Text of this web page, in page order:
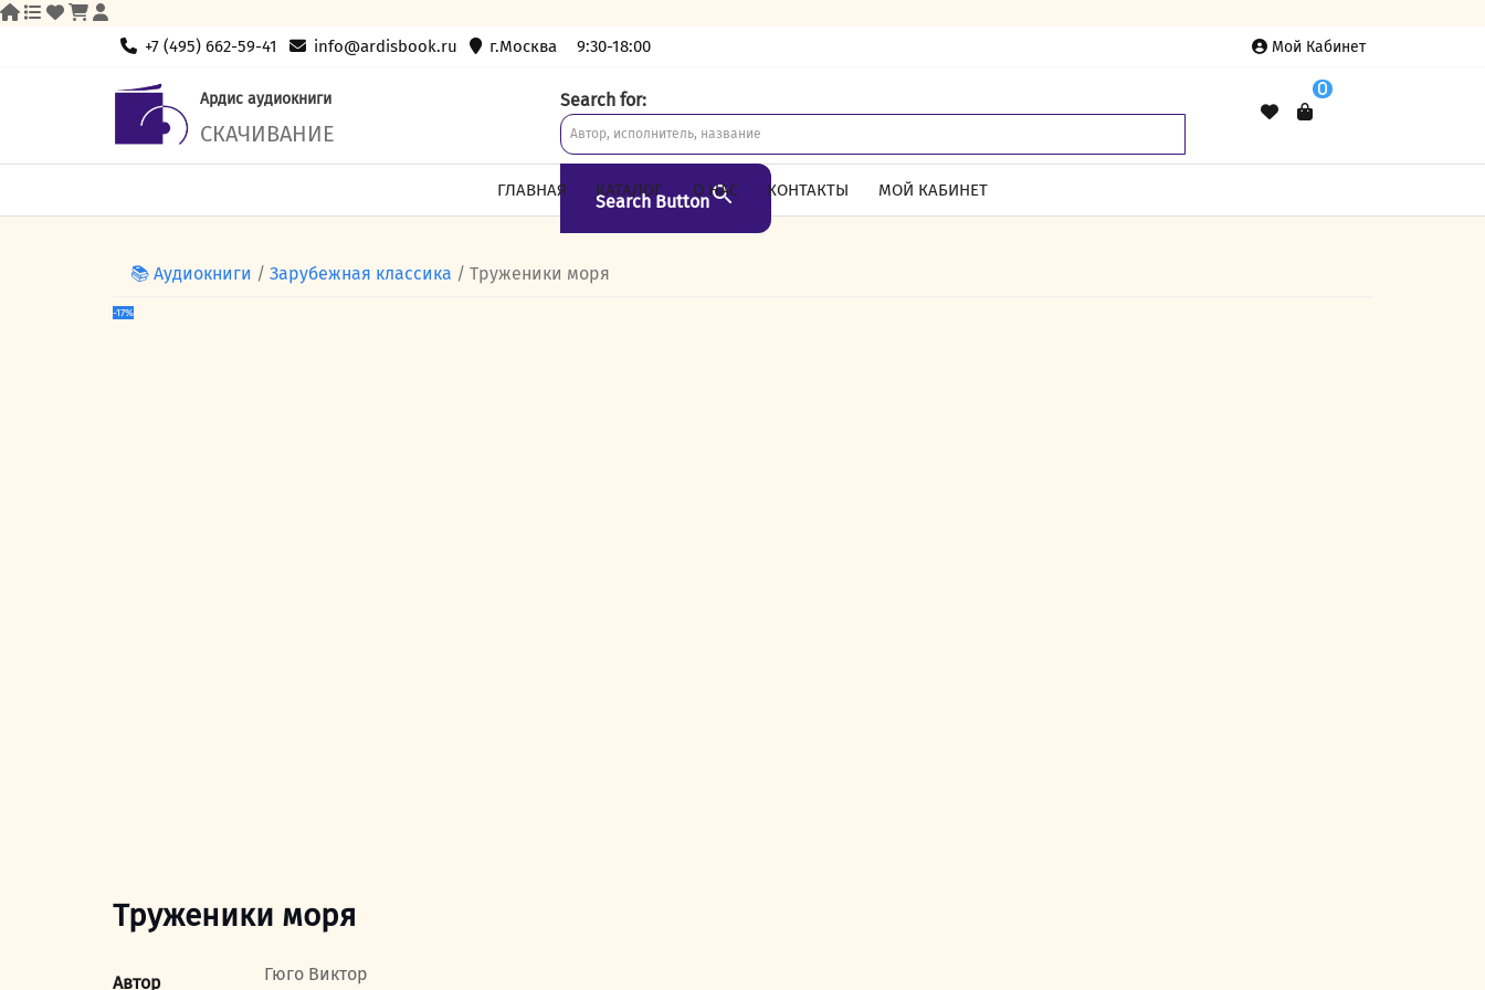
+7 (495) 662-59-41 info@ardisbook.ru г.Москва 9:30-18:00 Мой Кабинет
Ардис аудиокниги
СКАЧИВАНИЕ
Search for:
Search Button
0
ГЛАВНАЯ КАТАЛОГ О НАС КОНТАКТЫ МОЙ КАБИНЕТ
📚 Аудиокниги / Зарубежная классика / Труженики моря
-17%
Труженики моря
Автор Гюго Виктор